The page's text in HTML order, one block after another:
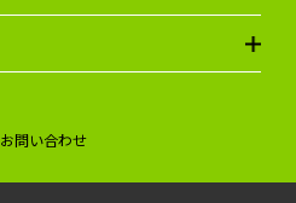
お問い合わせ